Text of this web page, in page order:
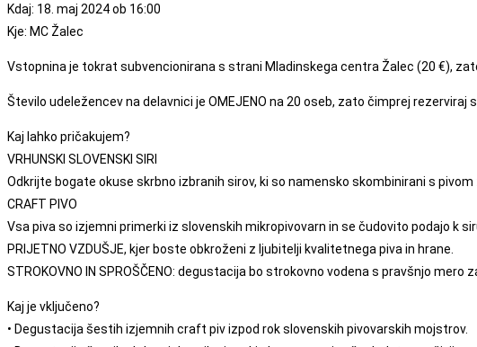
Kdaj: 18. maj 2024 ob 16:00
Kje: MC Žalec
Vstopnina je tokrat subvencionirana s strani Mladinskega centra Žalec (20 €),
Število udeležencev na delavnici je OMEJENO na 20 oseb, zato čimprej rezerviraj
Kaj lahko pričakujem?
VRHUNSKI SLOVENSKI SIRI
Odkrijte bogate okuse skrbno izbranih sirov, ki so namensko skombinirani s pivom
CRAFT PIVO
Vsa piva so izjemni primerki iz slovenskih mikropivovarn in se čudovito podajo k
PRIJETNO VZDUŠJE, kjer boste obkroženi z ljubitelji kvalitetnega piva in hrane.
STROKOVNO IN SPROŠČENO: degustacija bo strokovno vodena s pravšnjo
Kaj je vključeno?
• Degustacija šestih izjemnih craft piv izpod rok slovenskih pivovarskih mojstrov.